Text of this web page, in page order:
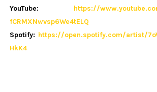
YouTube: https://
fCRMXNwvsp6We4tELQ
Spotify: https://open.spotify.com/artist/
HkK4